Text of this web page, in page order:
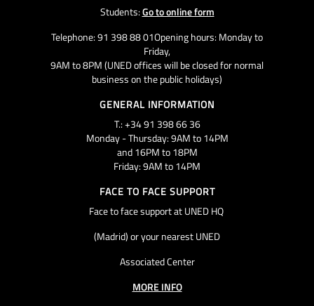
Students:Go to online form
Telephone: 91 398 88 01Opening hours: Monday to
Friday,
9AM to 8PM (UNED offices will be closed for normal
business on the public holidays)
GENERAL INFORMATION
T.: +34 91 398 66 36
Monday - Thursday: 9AM to 14PM
and 16PM to 18PM
Friday: 9AM to 14PM
FACE TO FACE SUPPORT
Face to face support at UNED HQ
(Madrid) or your nearest UNED
Associated Center
MORE INFO